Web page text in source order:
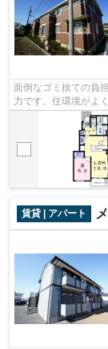
面倒なゴミ捨ての負
力です。住環境がよ
徒歩7分にある物件
賃貸 | アパート